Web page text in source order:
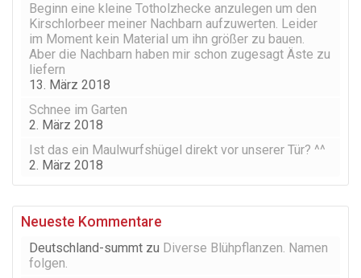
Beginn eine kleine Totholzhecke anzulegen um den
Kirschlorbeer meiner Nachbarn aufzuwerten. Leider
im Moment kein Material um ihn größer zu bauen.
Aber die Nachbarn haben mir schon zugesagt Äste zu
liefern
13. März 2018
Schnee im Garten
2. März 2018
Ist das ein Maulwurfshügel direkt vor unserer Tür? ^^
2. März 2018
Neueste Kommentare
Deutschland-summt zu Diverse Blühpflanzen. Namen
folgen.